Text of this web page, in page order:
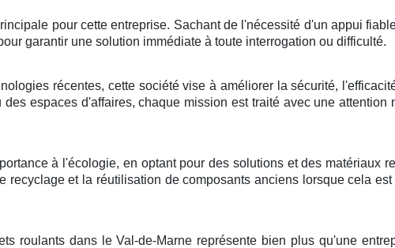
pour cette entreprise. Sachant de l'nécessité d'un appui
garantir une solution immédiate à toute interrogation ou difficulté.
récentes, cette société vise à améliorer la sécurité,
espaces d'affaires, chaque mission est traité avec une attention
à l'écologie, en optant pour des solutions et des matériaux
recyclage et la réutilisation de composants anciens lorsque cela
roulants dans le Val-de-Marne représente bien plus qu'une